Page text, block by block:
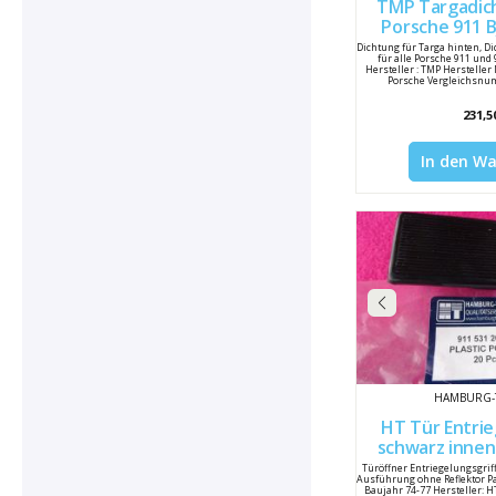
TMP
Porsche 911 Bj.1974 - 1985
Dichtung für Targa hinten,
für alle Porsche 911 und
Hersteller : TMP Hersteller
Porsche
In den
HT Tür
schwarz
links
Türöffner
Ausführung ohne Reflektor
Baujahr 74-77 Hersteller: